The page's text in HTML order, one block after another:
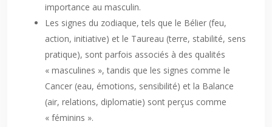
importance au masculin.
Les signes du zodiaque, tels que le Bélier (feu,
action, initiative) et le Taureau (terre, stabilité, sens
pratique), sont parfois associés à des qualités
« masculines », tandis que les signes comme le
Cancer (eau, émotions, sensibilité) et la Balance
(air, relations, diplomatie) sont perçus comme
« féminins ».